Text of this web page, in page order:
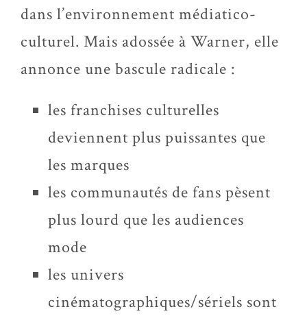
dans l’environnement médiatico-
culturel. Mais adossée à Warner, elle
annonce une bascule radicale :
les franchises culturelles
deviennent plus puissantes que
les marques
les communautés de fans pèsent
plus lourd que les audiences
mode
les univers
cinématographiques/sériels sont